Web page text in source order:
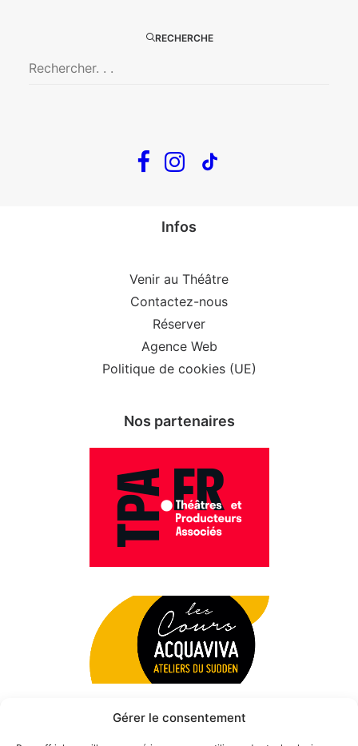
Gérer le consentement
RECHERCHE
Confidences d’un illusionniste
Tout voir…
Infos
Venir au Théâtre
Contactez-nous
Réserver
Agence Web
Politique de cookies (UE)
Nos partenaires